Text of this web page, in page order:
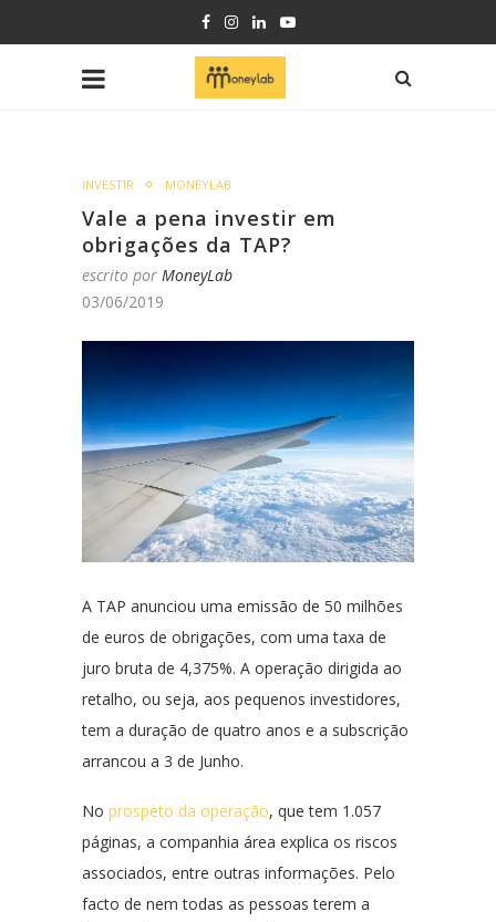
INVESTIR MONEYLAB
Vale a pena investir em
obrigações da TAP?
escrito por MoneyLab
03/06/2019
A TAP anunciou uma emissão de 50 milhões
de euros de obrigações, com uma taxa de
juro bruta de 4,375%. A operação dirigida ao
retalho, ou seja, aos pequenos investidores,
tem a duração de quatro anos e a subscrição
arrancou a 3 de Junho.
No prospeto da operação, que tem 1.057
páginas, a companhia área explica os riscos
associados, entre outras informações. Pelo
facto de nem todas as pessoas terem a